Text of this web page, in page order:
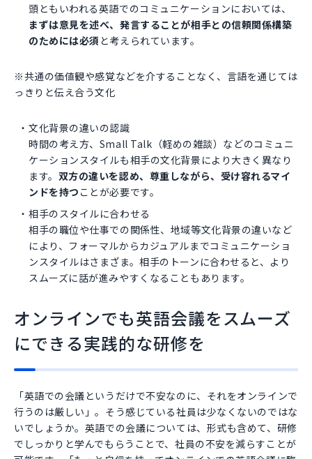
頭ともいわれる英語でのコミュニケーションにおいては、
まずは意見を述べ、発言することが相手との信頼関係構築
のためには必須 と考えられています。
※共通の価値観や感覚などを介することなく、言語を通じては
っきりと伝え合う文化
文化背景の違いの認識
時間の考え方、Small Talk（軽めの雑談）などのコミュニ
ケーションスタイルも相手の文化背景により大きく異なり
ます。 双方の違いを認め、尊重しながら、受け容れるマイ
ンドを持つ ことが必要です。
相手のスタイルに合わせる
相手の職位や仕事での関係性、地域等文化背景の違いなど
により、フォーマルからカジュアルまでコミュニケーショ
ンスタイルはさまざま。相手のトーンに合わせると、より
スムーズに話が進みやすくなることもあります。
オンラインでも英語会議をスムーズ
にできる実践的な研修を
「英語での会議というだけで不安なのに、それをオンラインで
行うのは厳しい」。そう感じている社員は少なくないのではな
いでしょうか。英語での会議については、形式も含めて、研修
でしっかりと学んでもらうことで、社員の不安を減らすことが